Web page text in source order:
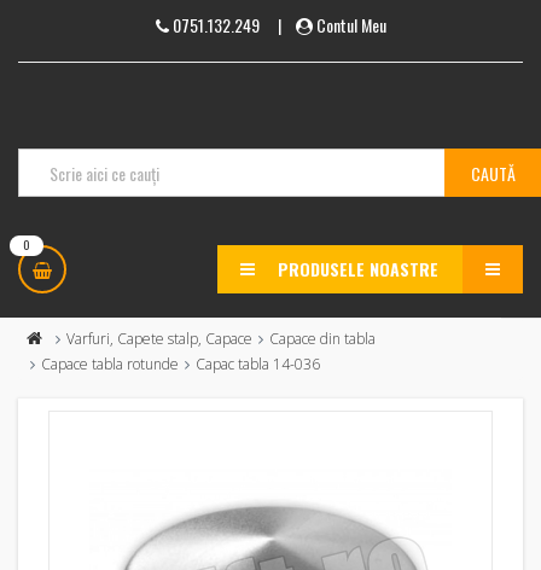
0751.132.249| Contul Meu
0
PRODUSELE NOASTRE MENU
Varfuri, Capete stalp, Capace
Capace din tabla
Capace tabla rotunde
Capac tabla 14-036